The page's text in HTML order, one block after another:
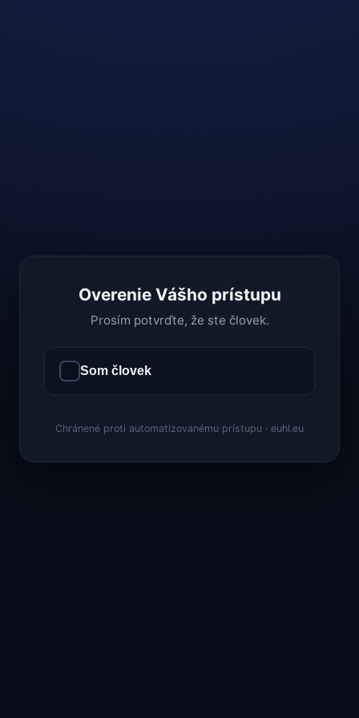
Overenie Vášho prístupu
Prosím potvrďte, že ste človek.
Som človek
Chránené proti automatizovanému prístupu · euhl.eu